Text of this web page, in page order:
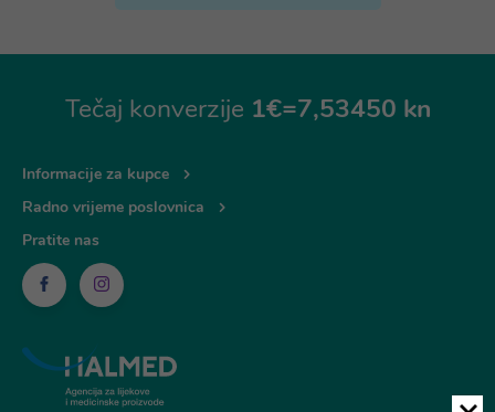
Tečaj konverzije 1€=7,53450 kn
Informacije za kupce
Radno vrijeme poslovnica
Pratite nas